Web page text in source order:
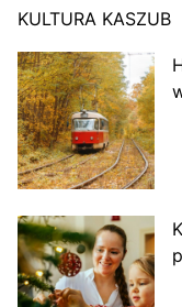
KULTURA KASZUB